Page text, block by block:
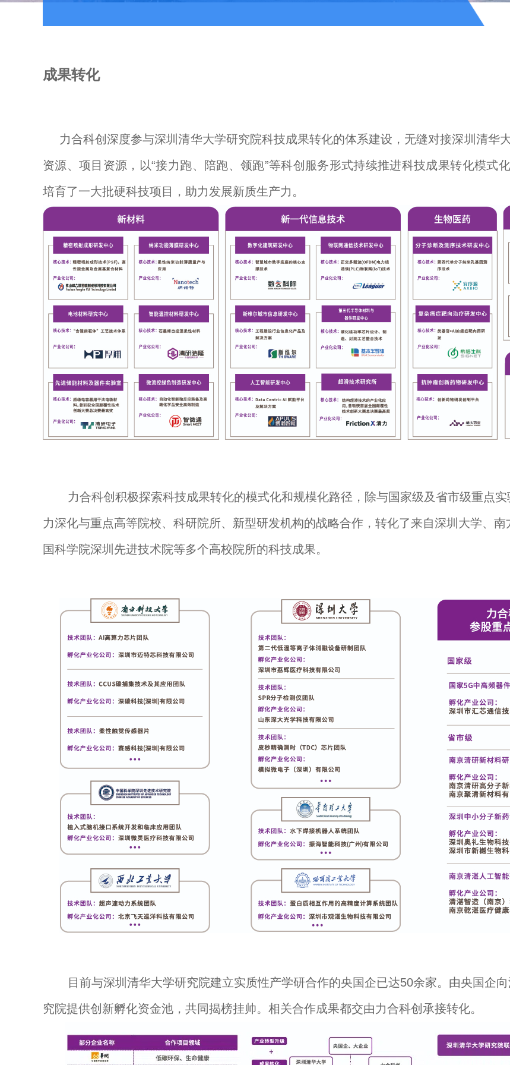
成果转化
力合科创深度参与深圳清华大学研究院科技成果转化的体系建设，无缝对接深圳清华
资源、项目资源，以“接力跑、陪跑、领跑”等科创服务形式持续推进科技成果转化模式
培育了一大批硬科技项目，助力发展新质生产力。
力合科创积极探索科技成果转化的模式化和规模化路径，除与国家级及省市级重点
力深化与重点高等院校、科研院所、新型研发机构的战略合作，转化了来自深圳大学、南
国科学院深圳先进技术院等多个高校院所的科技成果。
目前与深圳清华大学研究院建立实质性产学研合作的央国企已达50余家。由央国企向
究院提供创新孵化资金池，共同揭榜挂帅。相关合作成果都交由力合科创承接转化。